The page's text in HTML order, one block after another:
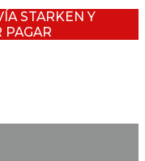
STARKEN Y
PAGAR